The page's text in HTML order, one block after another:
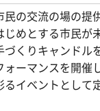
の交流の場の提
めとする市民が
づくりキャンドル
ーマンスを開催
イベントとして